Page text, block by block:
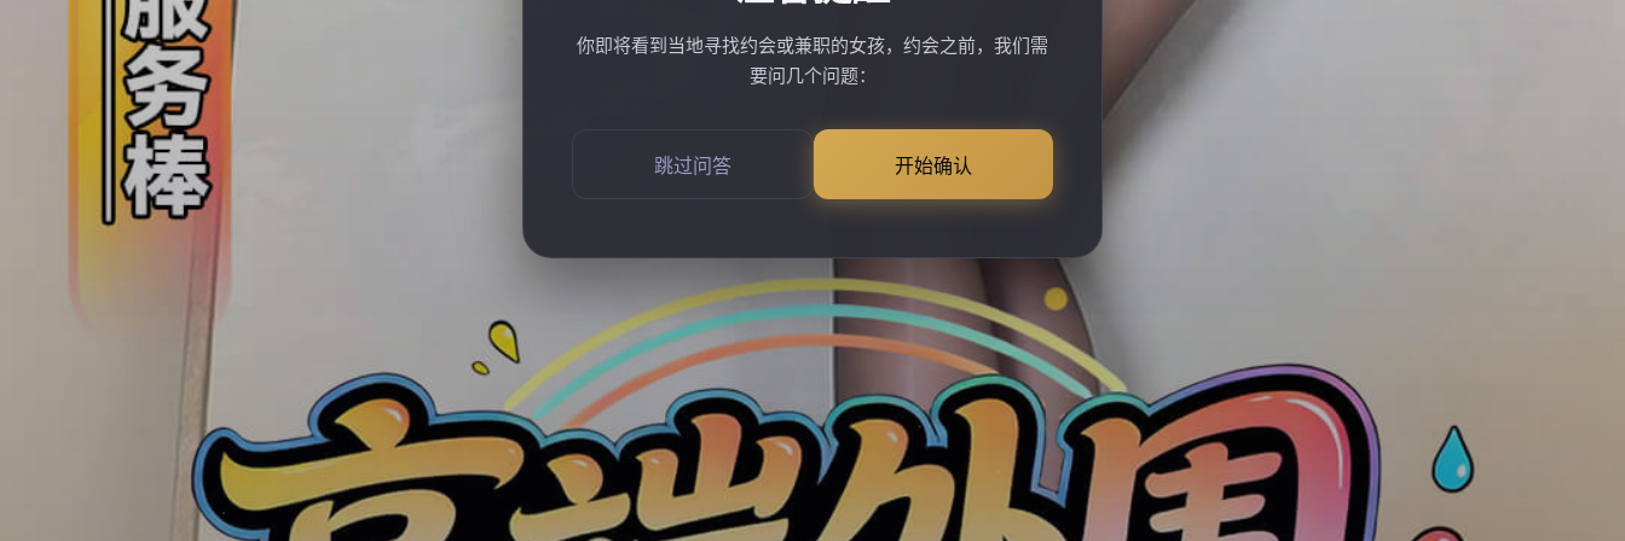
你即将看到当地寻找约会或兼职的女孩，约会之前，我们需
要问几个问题：
跳过问答 开始确认